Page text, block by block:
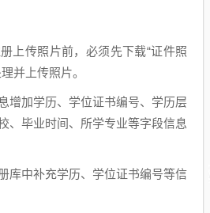
传照片前，必须先下载“证件照
并上传照片。
加学历、学位证书编号、学历层
、毕业时间、所学专业等字段信息
中补充学历、学位证书编号等信